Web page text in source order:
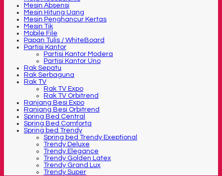
Mesin Absensi
Mesin Hitung Uang
Mesin Penghancur Kertas
Mesin Tik
Mobile File
Papan Tulis / WhiteBoard
Partisi Kantor
Partisi Kantor Modera
Partisi Kantor Uno
Rak Sepatu
Rak Serbaguna
Rak TV
Rak TV Expo
Rak TV Orbitrend
Ranjang Besi Expo
Ranjang Besi Orbitrend
Spring Bed Central
Spring Bed Comforta
Spring bed Trendy
Spring bed Trendy Exeptional
Trendy Deluxe
Trendy Elegance
Trendy Golden Latex
Trendy Grand Lux
Trendy Super